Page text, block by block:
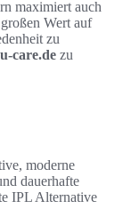
maximiert auch
Wert auf
zu
care.de zu
moderne
dauerhafte
IPL Alternative